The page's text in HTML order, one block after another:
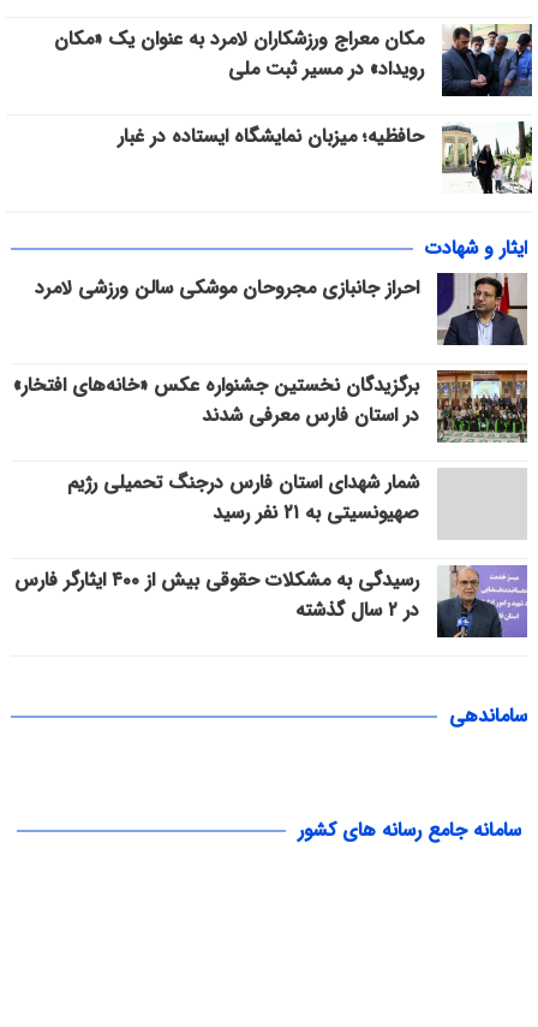
مکان معراج ورزشکاران لامرد به عنوان یک «مکان
رویداد» در مسیر ثبت ملی
حافظیه؛ میزبان نمایشگاه ایستاده در غبار
ایثار و شهادت
احراز جانبازی مجروحان موشکی سالن ورزشی لامرد
برگزیدگان نخستین جشنواره عکس «خانه‌های افتخار»
در استان فارس معرفی شدند
شمار شهدای استان فارس درجنگ تحمیلی رژیم
صهیونسیتی به ۲۱ نفر رسید
رسیدگی به مشکلات حقوقی بیش از ۴۰۰ ایثارگر فارس
در ۲ سال گذشته
ساماندهی
سامانه جامع رسانه های کشور